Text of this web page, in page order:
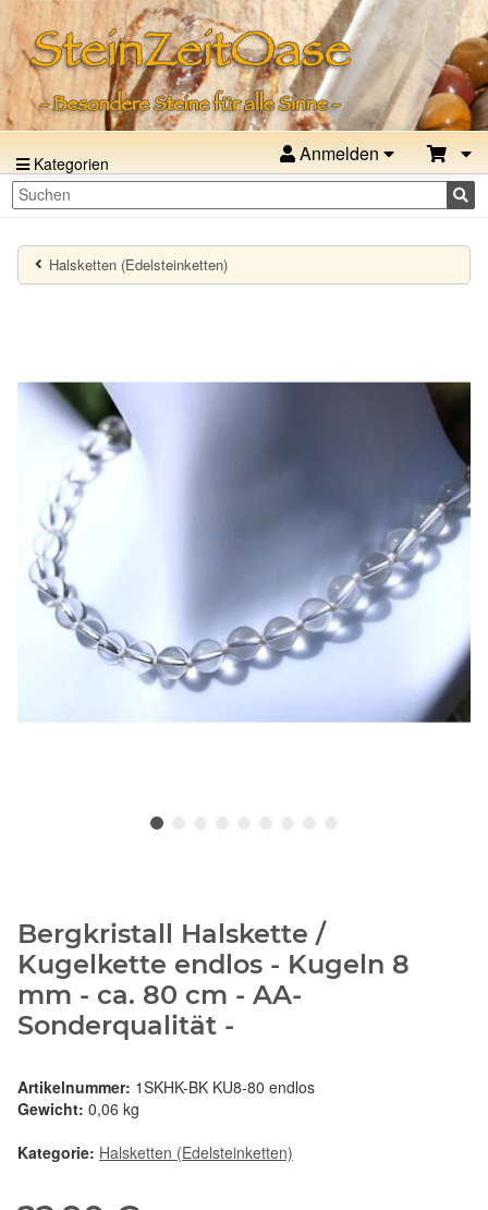
Kategorien Anmelden
Halsketten (Edelsteinketten)
Bergkristall Halskette /
Kugelkette endlos - Kugeln 8
mm - ca. 80 cm - AA-
Sonderqualität -
Artikelnummer: 1SKHK-BK KU8-80 endlos
Gewicht: 0,06 kg
Kategorie: Halsketten (Edelsteinketten)